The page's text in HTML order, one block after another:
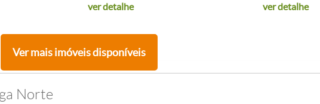
ver detalhe
ver detalhe
Ver mais imóveis disponíveis
Norte